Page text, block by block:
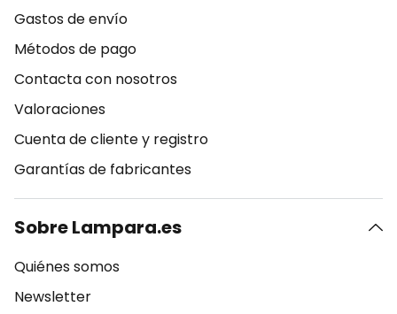
Gastos de envío
Métodos de pago
Contacta con nosotros
Valoraciones
Cuenta de cliente y registro
Garantías de fabricantes
Sobre Lampara.es
Quiénes somos
Newsletter